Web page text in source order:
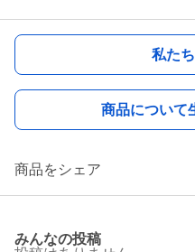
私た
商品について
商品をシェア
みんなの投稿